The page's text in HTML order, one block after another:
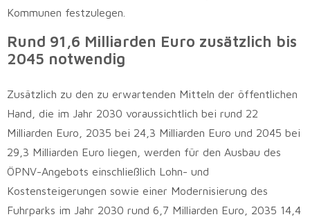
Kommunen festzulegen.
Rund 91,6 Milliarden Euro zusätzlich bis
2045 notwendig
Zusätzlich zu den zu erwartenden Mitteln der öffentlichen
Hand, die im Jahr 2030 voraussichtlich bei rund 22
Milliarden Euro, 2035 bei 24,3 Milliarden Euro und 2045 bei
29,3 Milliarden Euro liegen, werden für den Ausbau des
ÖPNV-Angebots einschließlich Lohn- und
Kostensteigerungen sowie einer Modernisierung des
Fuhrparks im Jahr 2030 rund 6,7 Milliarden Euro, 2035 14,4